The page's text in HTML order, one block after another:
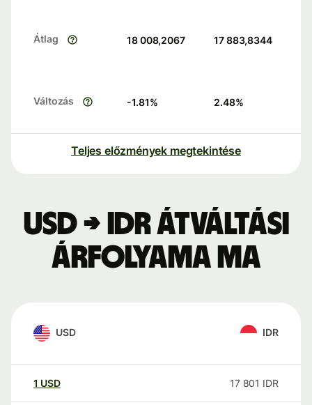
Átlag 18 008,2067 17 883,8344
Változás -1.81% 2.48%
Teljes előzmények megtekintése
USD → IDR átváltási
árfolyama ma
USD IDR
1 USD 17 801 IDR